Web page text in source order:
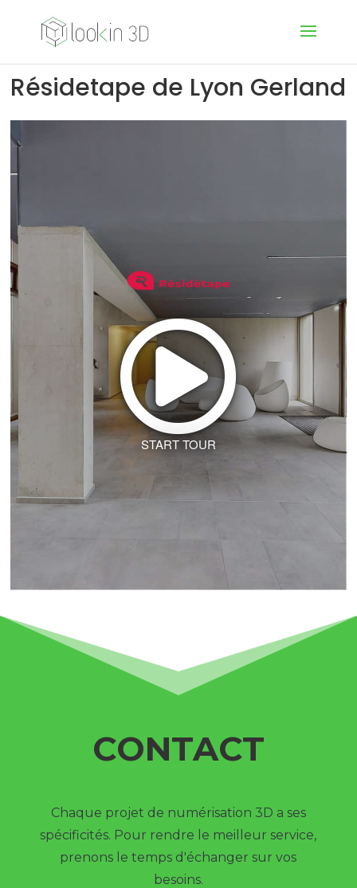
Résidetape de Lyon Gerland
START TOUR
CONTACT
Chaque projet de numérisation 3D a ses
spécificités. Pour rendre le meilleur service,
prenons le temps d'échanger sur vos
besoins.